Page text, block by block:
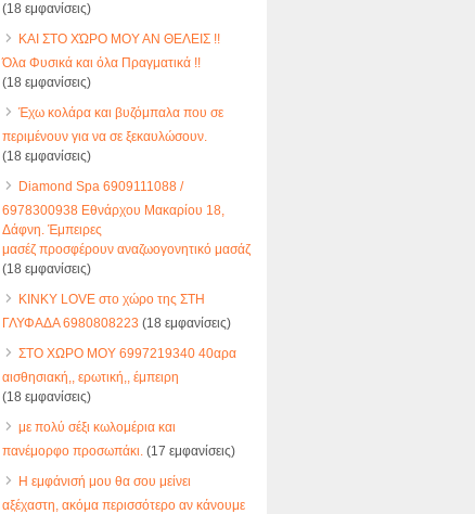
(18 εμφανίσεις)
ΚΑΙ ΣΤΟ ΧΏΡΟ ΜΟΥ ΑΝ ΘΕΛΕΙΣ !!
Όλα Φυσικά και όλα Πραγματικά !!
(18 εμφανίσεις)
Έχω κολάρα και βυζόμπαλα που σε
περιμένουν για να σε ξεκαυλώσουν.
(18 εμφανίσεις)
Diamond Spa 6909111088 /
6978300938 Εθνάρχου Μακαρίου 18,
Δάφνη. Έμπειρες
μασέζ προσφέρουν αναζωογονητικό μασάζ
(18 εμφανίσεις)
KINKY LOVE στο χώρο της ΣΤΗ
ΓΛΥΦΑΔΑ 6980808223 (18 εμφανίσεις)
ΣΤΟ ΧΩΡΟ ΜΟΥ 6997219340 40αρα
αισθησιακή,, ερωτική,, έμπειρη
(18 εμφανίσεις)
με πολύ σέξι κωλομέρια και
πανέμορφο προσωπάκι.(17 εμφανίσεις)
Η εμφάνισή μου θα σου μείνει
αξέχαστη, ακόμα περισσότερο αν κάνουμε